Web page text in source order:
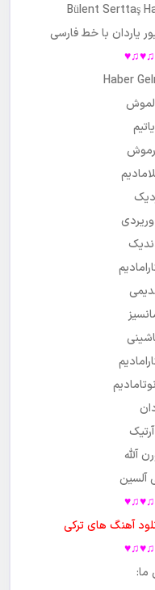
Bülent Serttaş
یاردان با خط فارسی
Haber
آلله
آلسین
آهنگ های ترکی
ما: